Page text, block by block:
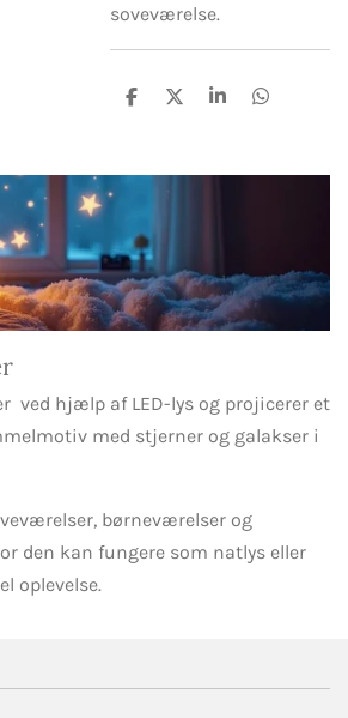
soveværelse.
D
D
D
D
ved hjælp af LED-lys og projicerer et
med stjerner og galakser i
børneværelser og
den kan fungere som natlys eller
oplevelse.